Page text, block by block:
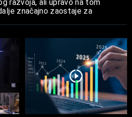
razvoja, ali upravo na tom
značajno zaostaje za